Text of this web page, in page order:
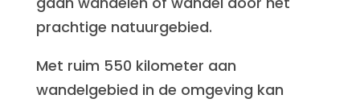
prachtige natuurgebied.
Met ruim 550 kilometer aan
wandelgebied in de omgeving kan